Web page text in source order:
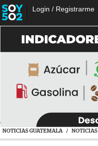
Login / Registrarme
NOTICIAS GUATEMALA / NOTICIAS